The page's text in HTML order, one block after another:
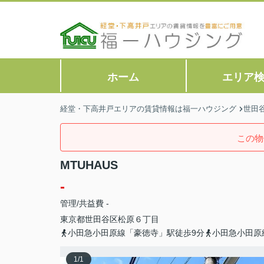
ホーム エリア
経堂・下高井戸エリアの賃貸情報は福一ハウジング 世田
この
MTUHAUS
-
管理/共益費 -
東京都世田谷区松原６丁目
小田急小田原線「豪徳寺」駅徒歩9分
小田急小田
1/1